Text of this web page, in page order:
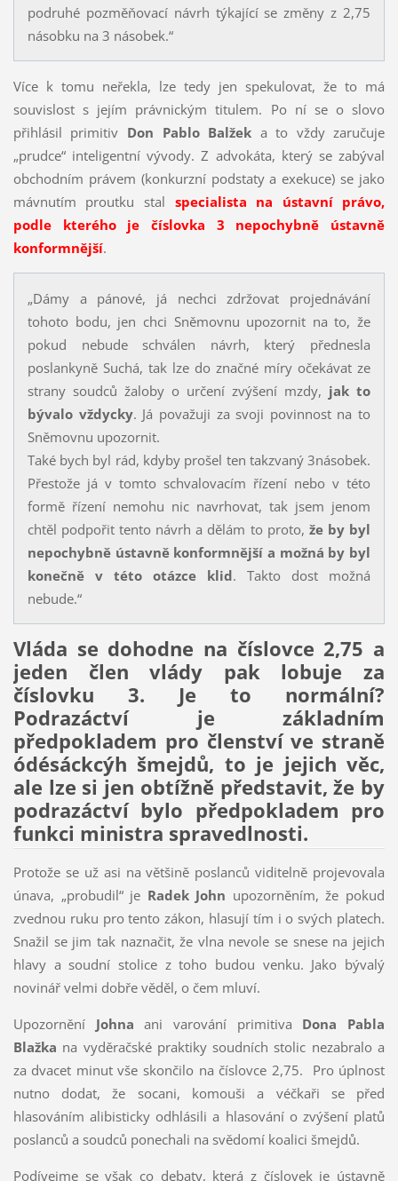
podruhé pozměňovací návrh týkající se změny z 2,75
násobku na 3 násobek.“
Více k tomu neřekla, lze tedy jen spekulovat, že to má
souvislost s jejím právnickým titulem. Po ní se o slovo
přihlásil primitiv Don Pablo Balžek a to vždy zaručuje
„prudce“ inteligentní vývody. Z advokáta, který se zabýval
obchodním právem (konkurzní podstaty a exekuce) se jako
mávnutím proutku stal specialista na ústavní právo,
podle kterého je číslovka 3 nepochybně ústavně
konformnější.
„Dámy a pánové, já nechci zdržovat projednávání
tohoto bodu, jen chci Sněmovnu upozornit na to, že
pokud nebude schválen návrh, který přednesla
poslankyně Suchá, tak lze do značné míry očekávat ze
strany soudců žaloby o určení zvýšení mzdy, jak to
bývalo vždycky. Já považuji za svoji povinnost na to
Sněmovnu upozornit.
Také bych byl rád, kdyby prošel ten takzvaný 3násobek.
Přestože já v tomto schvalovacím řízení nebo v této
formě řízení nemohu nic navrhovat, tak jsem jenom
chtěl podpořit tento návrh a dělám to proto, že by byl
nepochybně ústavně konformnější a možná by byl
konečně v této otázce klid. Takto dost možná
nebude.“
Vláda se dohodne na číslovce 2,75 a
jeden člen vlády pak lobuje za
číslovku 3. Je to normální?
Podrazáctví je základním
předpokladem pro členství ve straně
ódésáckcýh šmejdů, to je jejich věc,
ale lze si jen obtížně představit, že by
podrazáctví bylo předpokladem pro
funkci ministra spravedlnosti.
Protože se už asi na většině poslanců viditelně projevovala
únava, „probudil“ je Radek John upozorněním, že pokud
zvednou ruku pro tento zákon, hlasují tím i o svých platech.
Snažil se jim tak naznačit, že vlna nevole se snese na jejich
hlavy a soudní stolice z toho budou venku. Jako bývalý
novinář velmi dobře věděl, o čem mluví.
Upozornění Johna ani varování primitiva Dona Pabla
Blažka na vyděračské praktiky soudních stolic nezabralo a
za dvacet minut vše skončilo na číslovce 2,75. Pro úplnost
nutno dodat, že socani, komouši a véčkaři se před
hlasováním alibisticky odhlásili a hlasování o zvýšení platů
poslanců a soudců ponechali na svědomí koalici šmejdů.
Podívejme se však co debaty, která z číslovek je ústavně